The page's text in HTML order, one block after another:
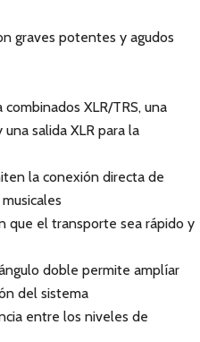
graves potentes y agudos
XLR/TRS, una
salida XLR para la
la conexión directa de
que el transporte sea rápido y
doble permite amplíar
del sistema
entre los niveles de